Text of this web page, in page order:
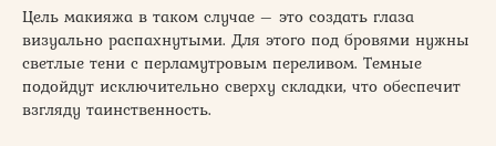
Цель макияжа в таком случае – это создать глаза
визуально распахнутыми. Для этого под бровями нужны
светлые тени с перламутровым переливом. Темные
подойдут исключительно сверху складки, что обеспечит
взгляду таинственность.